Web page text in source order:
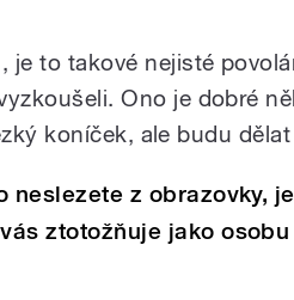
je to takové nejisté
Ono je dobré
koníček, ale budu
neslezete z obrazovky,
ztotožňuje jako osobu